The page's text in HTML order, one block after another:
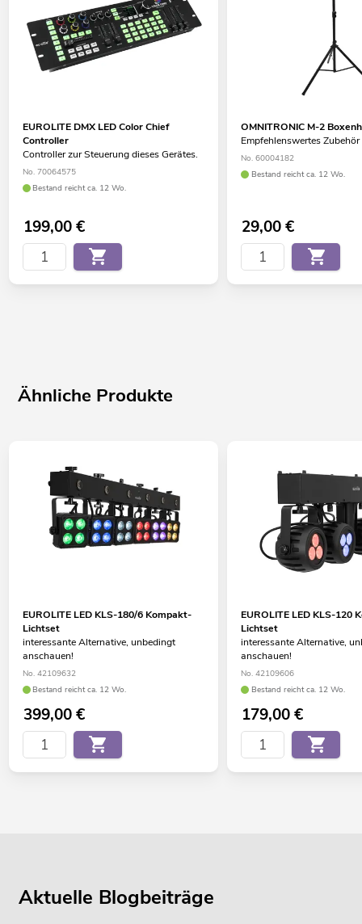
EUROLITE DMX LED Color Chief
Controller
Controller zur Steuerung dieses Gerätes.
No. 70064575
Bestand reicht ca. 12 Wo.
199,00€
OMNITRONIC M-2
Empfehlenswertes Zubehör
No. 60004182
Bestand reicht ca. 12 Wo.
29,00€
Ähnliche Produkte
EUROLITE LED KLS-180/6 Kompakt-
Lichtset
interessante Alternative, unbedingt
anschauen!
No. 42109632
Bestand reicht ca. 12 Wo.
399,00€
EUROLITE LED KLS-120
Lichtset
interessante Alternative,
anschauen!
No. 42109606
Bestand reicht ca. 12 Wo.
179,00€
Aktuelle Blogbeiträge